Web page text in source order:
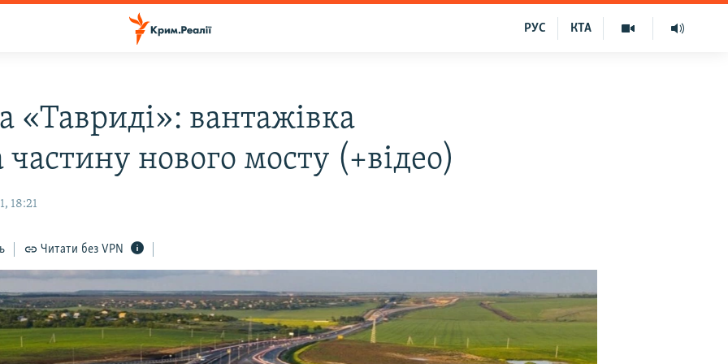
КТА
РУС
«Тавриді»: вантажівка
частину нового мосту (+відео)
18:21
Читати без VPN